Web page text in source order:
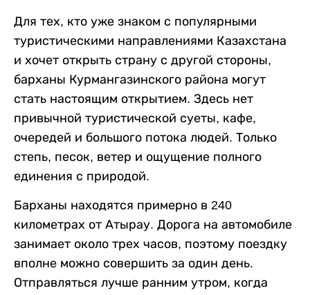
Для тех, кто уже знаком с популярными
туристическими направлениями Казахстана
и хочет открыть страну с другой стороны,
барханы Курмангазинского района могут
стать настоящим открытием. Здесь нет
привычной туристической суеты, кафе,
очередей и большого потока людей. Только
степь, песок, ветер и ощущение полного
единения с природой.
Барханы находятся примерно в 240
километрах от Атырау. Дорога на автомобиле
занимает около трех часов, поэтому поездку
вполне можно совершить за один день.
Отправляться лучше ранним утром, когда